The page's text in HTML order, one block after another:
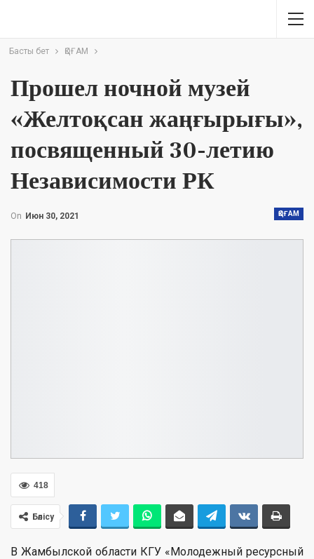
Басты бет ҚОҒАМ
Прошел ночной музей
«Желтоқсан жаңғырығы»,
посвященный 30-летию
Независимости РК
ҚОҒАМ
On Июн 30, 2021
418
Бөлісу
В Жамбылской области КГУ «Молодежный ресурсный